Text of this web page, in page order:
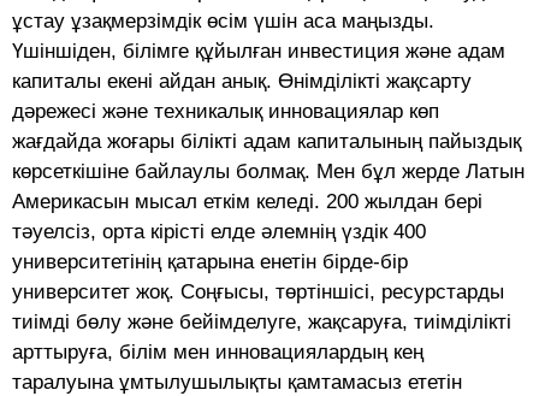
ұстау ұзақмерзімдік өсім үшін аса маңызды.
Үшіншіден, білімге құйылған инвестиция және адам
капиталы екені айдан анық. Өнімділікті жақсарту
дәрежесі және техникалық инновациялар көп
жағдайда жоғары білікті адам капиталының пайыздық
көрсеткішіне байлаулы болмақ. Мен бұл жерде Латын
Америкасын мысал еткім келеді. 200 жылдан бері
тәуелсіз, орта кірісті елде әлемнің үздік 400
университетінің қатарына енетін бірде-бір
университет жоқ. Соңғысы, төртіншісі, ресурстарды
тиімді бөлу және бейімделуге, жақсаруға, тиімділікті
арттыруға, білім мен инновациялардың кең
таралуына ұмтылушылықты қамтамасыз ететін